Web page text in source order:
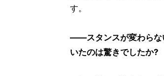
す。
――スタンスが変わらな
いたのは驚きでしたか?